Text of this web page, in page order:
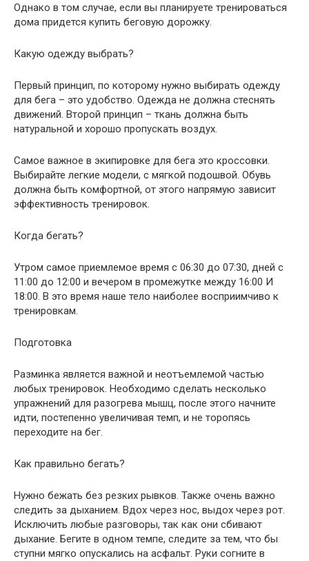
Однако в том случае, если вы планируете тренироваться
дома придется купить беговую дорожку.
Какую одежду выбрать?
Первый принцип, по которому нужно выбирать одежду
для бега – это удобство. Одежда не должна стеснять
движений. Второй принцип – ткань должна быть
натуральной и хорошо пропускать воздух.
Самое важное в экипировке для бега это кроссовки.
Выбирайте легкие модели, с мягкой подошвой. Обувь
должна быть комфортной, от этого напрямую зависит
эффективность тренировок.
Когда бегать?
Утром самое приемлемое время с 06:30 до 07:30, дней с
11:00 до 12:00 и вечером в промежутке между 16:00 И
18:00. В это время наше тело наиболее восприимчиво к
тренировкам.
Подготовка
Разминка является важной и неотъемлемой частью
любых тренировок. Необходимо сделать несколько
упражнений для разогрева мышц, после этого начните
идти, постепенно увеличивая темп, и не торопясь
переходите на бег.
Как правильно бегать?
Нужно бежать без резких рывков. Также очень важно
следить за дыханием. Вдох через нос, выдох через рот.
Исключить любые разговоры, так как они сбивают
дыхание. Бегите в одном темпе, следите за тем, что бы
ступни мягко опускались на асфальт. Руки согните в